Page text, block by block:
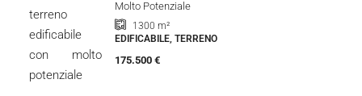
Molto Potenziale
1300 m²
EDIFICABILE, TERRENO
175.500 €